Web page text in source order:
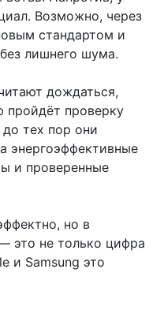
Возможно, через
стандартом и
лишнего шума.
дождаться,
пройдёт проверку
тех пор они
энергоэффективные
и проверенные
но в
это не только цифра
и Samsung это